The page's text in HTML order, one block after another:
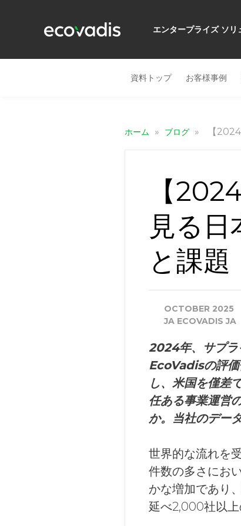
エンタープライズ ソリ
資料トップ お客様事例
ホーム » ブログ » 【
【
見る
と課題
OCTOBER 2025
JA ECOVADIS JA
2024年、サプラ
EcoVadisの評価
し、米国を僅差
任ある事業運営
か。当社のデー
世界的な流れを
件数の多さにお
かな増加であり
延べ2,000社以上